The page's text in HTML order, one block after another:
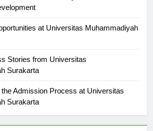
Muhammadiyah Surakarta in
at Universitas Muhammadiyah
Stories from Universitas
Admission Process at Universitas